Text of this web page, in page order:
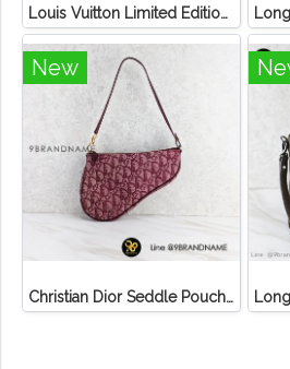
Louis Vuitton Limited Edition Monogram Canvas Sofia Coppola SC Bag
New
Christian Dior Seddle Pouch Accessory Hand Bag